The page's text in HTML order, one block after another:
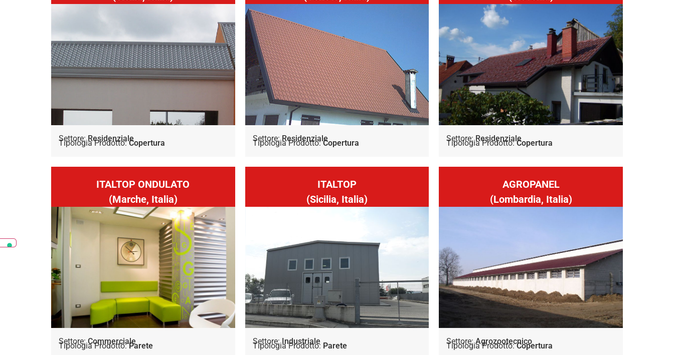
Settore: Residenziale
Tipologia Prodotto:Copertura Settore: Residenziale
Tipologia Prodotto:Copertura Settore: Residenziale
Tipologia Prodotto:Copertura
ITALTOP ONDULATO
(Marche, Italia)
Settore:Commerciale
Tipologia Prodotto:Parete
ITALTOP
(Sicilia, Italia)
Settore: Industriale
Tipologia Prodotto: Parete
AGROPANEL
(Lombardia, Italia)
Settore:Agrozootecnico
Tipologia Prodotto:Copertura